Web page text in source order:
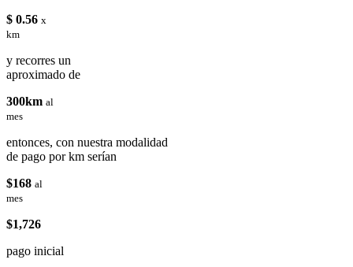
$ 0.56 x
km
y recorres un
aproximado de
300km al
mes
entonces, con nuestra modalidad
de pago por km serían
$168 al
mes
$1,726
pago inicial